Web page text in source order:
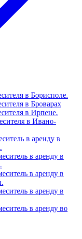
в Борисполе.
в Броварах
в Ирпене.
в Ивано-
в аренду в
в аренду в
в аренду в
в аренду в
в аренду во